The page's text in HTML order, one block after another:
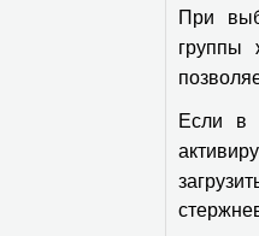
При
группы
Если